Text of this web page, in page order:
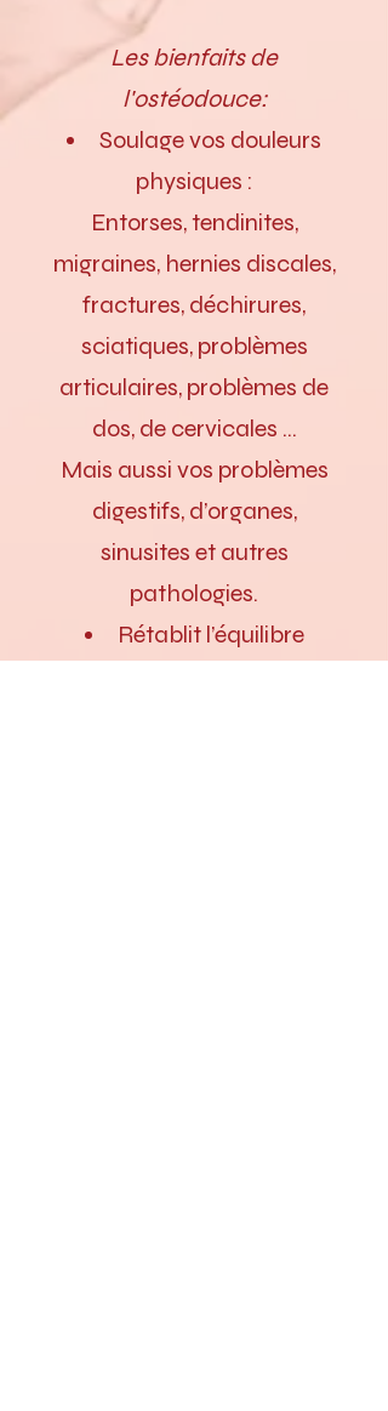
Les bienfaits de
l'ostéodouce:
Soulage vos douleurs
physiques :
Entorses, tendinites,
migraines, hernies discales,
fractures, déchirures,
sciatiques, problèmes
articulaires, problèmes de
dos, de cervicales …
Mais aussi vos problèmes
digestifs, d’organes,
sinusites et autres
pathologies.
Rétablit l’équilibre